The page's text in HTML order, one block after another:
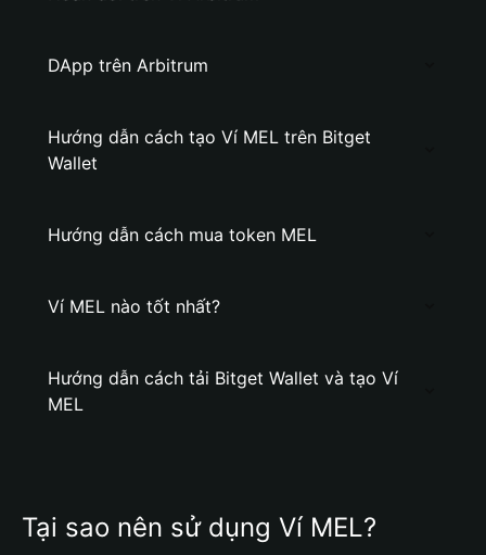
DApp trên Arbitrum
Hướng dẫn cách tạo Ví MEL trên Bitget
Wallet
Hướng dẫn cách mua token MEL
Ví MEL nào tốt nhất?
Hướng dẫn cách tải Bitget Wallet và tạo Ví
MEL
Tại sao nên sử dụng Ví MEL?